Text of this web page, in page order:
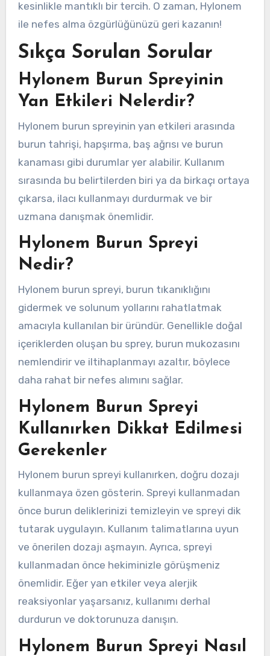
kesinlikle mantıklı bir tercih. O zaman, Hylonem
ile nefes alma özgürlüğünüzü geri kazanın!
Sıkça Sorulan Sorular
Hylonem Burun Spreyinin
Yan Etkileri Nelerdir?
Hylonem burun spreyinin yan etkileri arasında
burun tahrişi, hapşırma, baş ağrısı ve burun
kanaması gibi durumlar yer alabilir. Kullanım
sırasında bu belirtilerden biri ya da birkaçı ortaya
çıkarsa, ilacı kullanmayı durdurmak ve bir
uzmana danışmak önemlidir.
Hylonem Burun Spreyi
Nedir?
Hylonem burun spreyi, burun tıkanıklığını
gidermek ve solunum yollarını rahatlatmak
amacıyla kullanılan bir üründür. Genellikle doğal
içeriklerden oluşan bu sprey, burun mukozasını
nemlendirir ve iltihaplanmayı azaltır, böylece
daha rahat bir nefes alımını sağlar.
Hylonem Burun Spreyi
Kullanırken Dikkat Edilmesi
Gerekenler
Hylonem burun spreyi kullanırken, doğru dozajı
kullanmaya özen gösterin. Spreyi kullanmadan
önce burun deliklerinizi temizleyin ve spreyi dik
tutarak uygulayın. Kullanım talimatlarına uyun
ve önerilen dozajı aşmayın. Ayrıca, spreyi
kullanmadan önce hekiminizle görüşmeniz
önemlidir. Eğer yan etkiler veya alerjik
reaksiyonlar yaşarsanız, kullanımı derhal
durdurun ve doktorunuza danışın.
Hylonem Burun Spreyi Nasıl